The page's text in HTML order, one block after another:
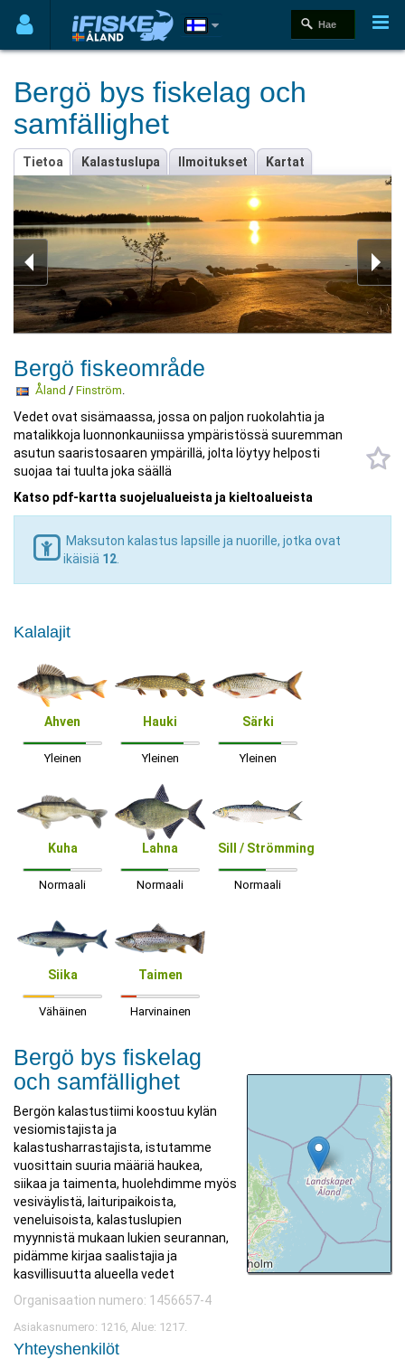
Bergö bys fiskelag och
samfällighet
Tietoa Kalastuslupa Ilmoitukset Kartat
Bergö fiskeområde
Åland / Finström.
Vedet ovat sisämaassa, jossa on paljon ruokolahtia ja
matalikkoja luonnonkauniissa ympäristössä suuremman
asutun saaristosaaren ympärillä, jolta löytyy helposti
suojaa tai tuulta joka säällä
Katso pdf-kartta suojelualueista ja kieltoalueista
Maksuton kalastus lapsille ja nuorille, jotka ovat
ikäisiä 12
Kalalajit
Ahven
Yleinen
Hauki
Yleinen
Särki
Yleinen
Kuha
Normaali
Lahna
Normaali
Sill / Strömming
Normaali
Siika
Vähäinen
Taimen
Harvinainen
Bergö bys fiskelag
och samfällighet
Bergön kalastustiimi koostuu kylän
vesiomistajista ja
kalastusharrastajista, istutamme
vuosittain suuria määriä haukea,
siikaa ja taimenta, huolehdimme myös
vesiväylistä, laituripaikoista,
veneluisoista, kalastuslupien
myynnistä mukaan lukien seurannan,
pidämme kirjaa saalistajia ja
kasvillisuutta alueella vedet
Organisaation numero: 1456657-4
Asiakasnumero: 1216, Alue: 1217.
Yhteyshenkilöt